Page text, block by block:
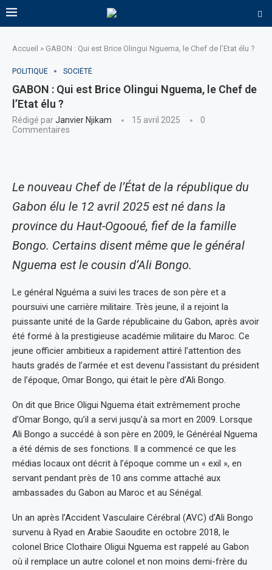
Accueil » GABON : Qui est Brice Olingui Nguema, le Chef de l’Etat élu ?
POLITIQUE SOCIÉTÉ
GABON : Qui est Brice Olingui Nguema, le Chef de
l’Etat élu ?
Rédigé parJanvier Njikam 15 avril 2025
0
Commentaires
Le nouveau Chef de l’État de la république du
Gabon élu le 12 avril 2025 est né dans la
province du Haut-Ogooué, fief de la famille
Bongo. Certains disent même que le général
Nguema est le cousin d’Ali Bongo.
Le général Nguéma a suivi les traces de son père et a
poursuivi une carrière militaire. Très jeune, il a rejoint la
puissante unité de la Garde républicaine du Gabon, après avoir
été formé à la prestigieuse académie militaire du Maroc. Ce
jeune officier ambitieux a rapidement attiré l’attention des
hauts gradés de l’armée et est devenu l’assistant du président
de l’époque, Omar Bongo, qui était le père d’Ali Bongo.
On dit que Brice Oligui Nguema était extrêmement proche
d’Omar Bongo, qu’il a servi jusqu’à sa mort en 2009. Lorsque
Ali Bongo a succédé à son père en 2009, le Généréal Nguema
a été démis de ses fonctions. Il a commencé ce que les
médias locaux ont décrit à l’époque comme un « exil », en
servant pendant près de 10 ans comme attaché aux
ambassades du Gabon au Maroc et au Sénégal.
Un an après l’Accident Vasculaire Cérébral (AVC) d’Ali Bongo
survenu à Ryad en Arabie Saoudite en octobre 2018, le
colonel Brice Clothaire Oligui Nguema est rappelé au Gabon
où il remplace un autre colonel et non moins demi-frère du